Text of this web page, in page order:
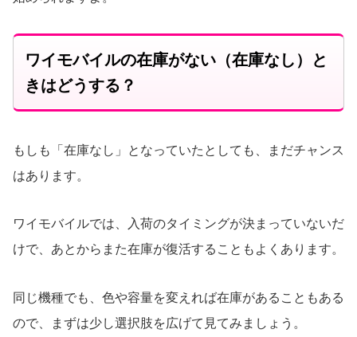
ワイモバイルの在庫がない（在庫なし）と
きはどうする？
もしも「在庫なし」となっていたとしても、まだチャンス
はあります。
ワイモバイルでは、入荷のタイミングが決まっていないだ
けで、あとからまた在庫が復活することもよくあります。
同じ機種でも、色や容量を変えれば在庫があることもある
ので、まずは少し選択肢を広げて見てみましょう。